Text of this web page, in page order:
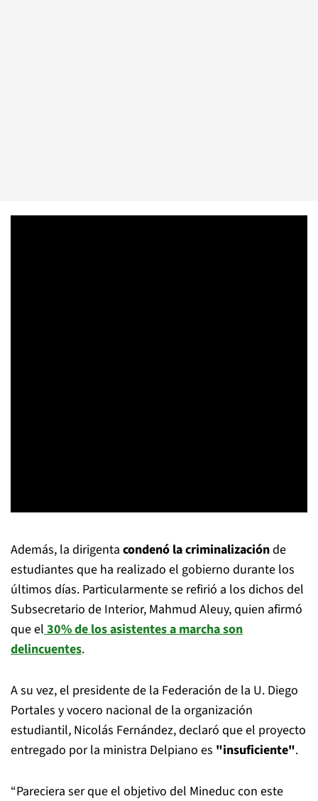
Además, la dirigenta condenó la criminalizaciónde
estudiantes que ha realizado el gobierno durante los
últimos días. Particularmente se refirió a los dichos del
Subsecretario de Interior, Mahmud Aleuy, quien afirmó
que el30% de los asistentes a marcha son
delincuentes.
A su vez, el presidente de la Federación de la U. Diego
Portales y vocero nacional de la organización
estudiantil, Nicolás Fernández, declaró que el proyecto
entregado por la ministra Delpiano es "insuficiente".
“Pareciera ser que el objetivo del Mineduc con este